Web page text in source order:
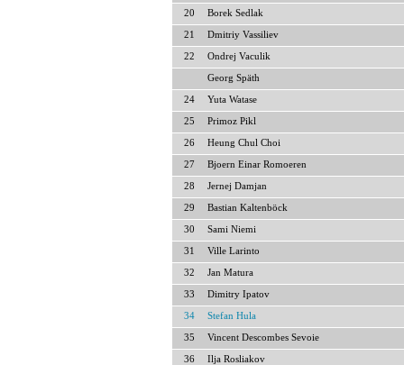
20 Borek Sedlak
21 Dmitriy Vassiliev
22 Ondrej Vaculik
Georg Späth
24 Yuta Watase
25 Primoz Pikl
26 Heung Chul Choi
27 Bjoern Einar Romoeren
28 Jernej Damjan
29 Bastian Kaltenböck
30 Sami Niemi
31 Ville Larinto
32 Jan Matura
33 Dimitry Ipatov
34 Stefan Hula
35 Vincent Descombes Sevoie
36 Ilja Rosliakov